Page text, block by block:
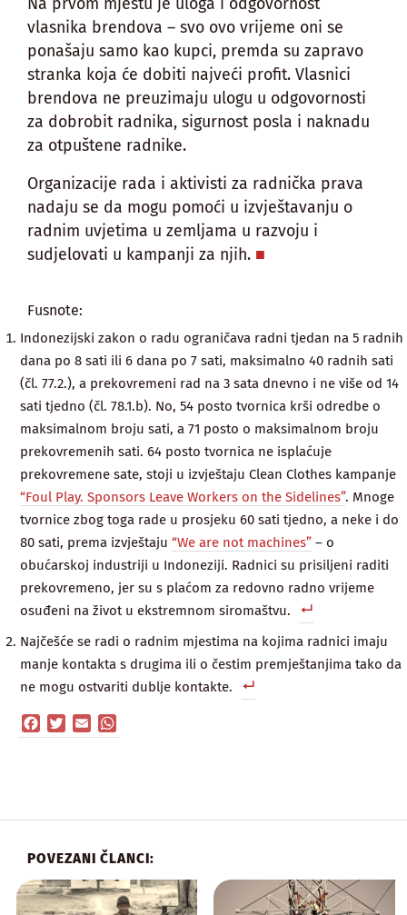
vlasnika brendova – svo ovo vrijeme oni se
ponašaju samo kao kupci, premda su zapravo
stranka koja će dobiti najveći profit. Vlasnici
brendova ne preuzimaju ulogu u odgovornosti
za dobrobit radnika, sigurnost posla i naknadu
za otpuštene radnike.
Organizacije rada i aktivisti za radnička prava
nadaju se da mogu pomoći u izvještavanju o
radnim uvjetima u zemljama u razvoju i
sudjelovati u kampanji za njih.
Fusnote:
Indonezijski zakon o radu ograničava radni tjedan na 5 radnih
dana po 8 sati ili 6 dana po 7 sati, maksimalno 40 radnih sati
(čl. 77.2.), a prekovremeni rad na 3 sata dnevno i ne više od 14
sati tjedno (čl. 78.1.b). No, 54 posto tvornica krši odredbe o
maksimalnom broju sati, a 71 posto o maksimalnom broju
prekovremenih sati. 64 posto tvornica ne isplaćuje
prekovremene sate, stoji u izvještaju Clean Clothes kampanje
“Foul Play. Sponsors Leave Workers on the Sidelines”. Mnoge
tvornice zbog toga rade u prosjeku 60 sati tjedno, a neke i do
80 sati, prema izvještaju“We are not machines” – o
obućarskoj industriji u Indoneziji. Radnici su prisiljeni raditi
prekovremeno, jer su s plaćom za redovno radno vrijeme
osuđeni na život u ekstremnom siromaštvu.
Najčešće se radi o radnim mjestima na kojima radnici imaju
manje kontakta s drugima ili o čestim premještanjima tako da
ne mogu ostvariti dublje kontakte.
Facebook
TwitterEmail
POVEZANI ČLANCI: